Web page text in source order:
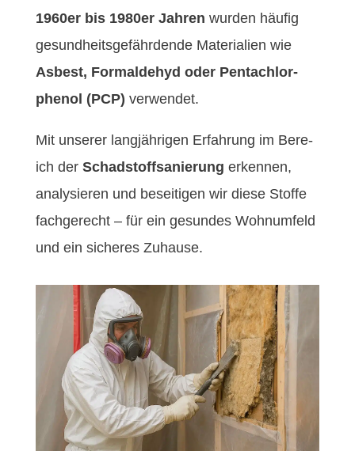
1960er bis 1980er Jahren wur­den häu­fig
gesund­heits­ge­fährdende Mate­ri­alien wie
Asbest, Formalde­hyd oder Pen­tachlor­
phe­nol (PCP) ver­wen­det.
Mit unser­er langjähri­gen Erfahrung im Bere­
ich der Schad­stoff­sanierung erken­nen,
analysieren und beseit­i­gen wir diese Stoffe
fachgerecht – für ein gesun­des Wohnum­feld
und ein sicheres Zuhause.